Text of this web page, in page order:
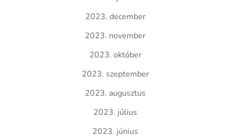
2023. december
2023. november
2023. október
2023. szeptember
2023. augusztus
2023. július
2023. június